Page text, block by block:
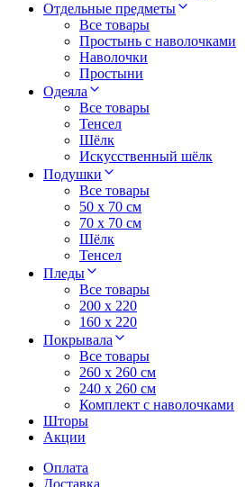
Отдельные предметы
Все товары
Простынь с наволочками
Наволочки
Простыни
Одеяла
Все товары
Тенсел
Шёлк
Искусственный шёлк
Подушки
Все товары
50 x 70 см
70 x 70 см
Шёлк
Тенсел
Пледы
Все товары
200 х 220
160 х 220
Покрывала
Все товары
260 x 260 см
240 х 260 см
Комплект с наволочками
Шторы
Акции
Оплата